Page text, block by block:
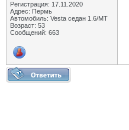
Регистрация: 17.11.2020
Адрес: Пермь
Автомобиль: Vesta седан 1.6/МТ
Возраст: 53
Сообщений: 663